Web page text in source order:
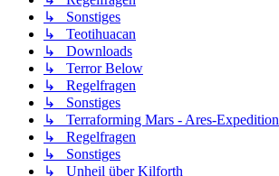
↳ Sonstiges
↳ Teotihuacan
↳ Downloads
↳ Terror Below
↳ Regelfragen
↳ Sonstiges
↳ Terraforming Mars - Ares-Expedition
↳ Regelfragen
↳ Sonstiges
↳ Unheil über Kilforth